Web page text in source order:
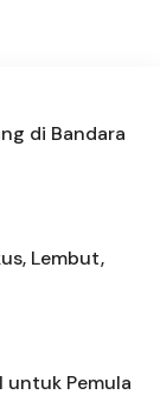
di Bandara
Lembut,
untuk Pemula